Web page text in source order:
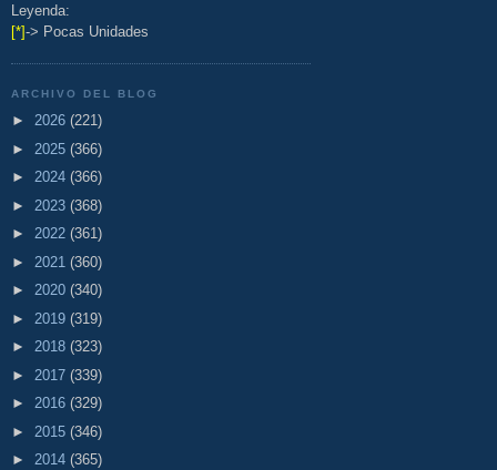
Leyenda:
[*]-> Pocas Unidades
ARCHIVO DEL BLOG
► 2026 (221)
► 2025 (366)
► 2024 (366)
► 2023 (368)
► 2022 (361)
► 2021 (360)
► 2020 (340)
► 2019 (319)
► 2018 (323)
► 2017 (339)
► 2016 (329)
► 2015 (346)
► 2014 (365)